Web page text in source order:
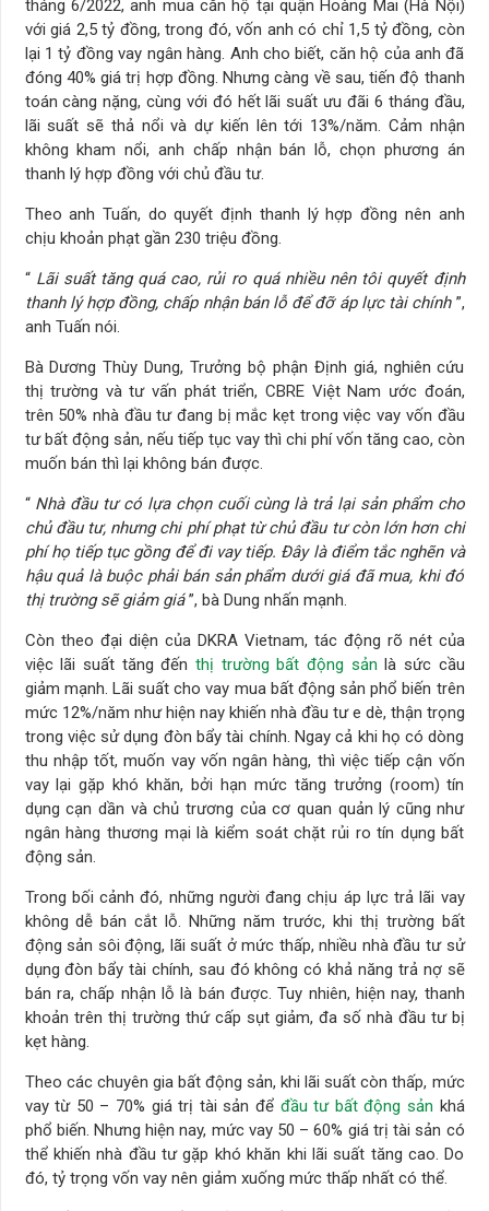
tháng 6/2022, anh mua căn hộ tại quận Hoàng Mai (Hà Nội)
với giá 2,5 tỷ đồng, trong đó, vốn anh có chỉ 1,5 tỷ đồng, còn
lại 1 tỷ đồng vay ngân hàng. Anh cho biết, căn hộ của anh đã
đóng 40% giá trị hợp đồng. Nhưng càng về sau, tiến độ thanh
toán càng nặng, cùng với đó hết lãi suất ưu đãi 6 tháng đầu,
lãi suất sẽ thả nổi và dự kiến lên tới 13%/năm. Cảm nhận
không kham nổi, anh chấp nhận bán lỗ, chọn phương án
thanh lý hợp đồng với chủ đầu tư.
Theo anh Tuấn, do quyết định thanh lý hợp đồng nên anh
chịu khoản phạt gần 230 triệu đồng.
“ Lãi suất tăng quá cao, rủi ro quá nhiều nên tôi quyết định
thanh lý hợp đồng, chấp nhận bán lỗ để đỡ áp lực tài chính ”,
anh Tuấn nói.
Bà Dương Thùy Dung, Trưởng bộ phận Định giá, nghiên cứu
thị trường và tư vấn phát triển, CBRE Việt Nam ước đoán,
trên 50% nhà đầu tư đang bị mắc kẹt trong việc vay vốn đầu
tư bất động sản, nếu tiếp tục vay thì chi phí vốn tăng cao, còn
muốn bán thì lại không bán được.
“ Nhà đầu tư có lựa chọn cuối cùng là trả lại sản phẩm cho
chủ đầu tư, nhưng chi phí phạt từ chủ đầu tư còn lớn hơn chi
phí họ tiếp tục gồng để đi vay tiếp. Đây là điểm tắc nghẽn và
hậu quả là buộc phải bán sản phẩm dưới giá đã mua, khi đó
thị trường sẽ giảm giá”, bà Dung nhấn mạnh.
Còn theo đại diện của DKRA Vietnam, tác động rõ nét của
việc lãi suất tăng đến thị trường bất động sản là sức cầu
giảm mạnh. Lãi suất cho vay mua bất động sản phổ biến trên
mức 12%/năm như hiện nay khiến nhà đầu tư e dè, thận trọng
trong việc sử dụng đòn bẩy tài chính. Ngay cả khi họ có dòng
thu nhập tốt, muốn vay vốn ngân hàng, thì việc tiếp cận vốn
vay lại gặp khó khăn, bởi hạn mức tăng trưởng (room) tín
dụng cạn dần và chủ trương của cơ quan quản lý cũng như
ngân hàng thương mại là kiểm soát chặt rủi ro tín dụng bất
động sản.
Trong bối cảnh đó, những người đang chịu áp lực trả lãi vay
không dễ bán cắt lỗ. Những năm trước, khi thị trường bất
động sản sôi động, lãi suất ở mức thấp, nhiều nhà đầu tư sử
dụng đòn bẩy tài chính, sau đó không có khả năng trả nợ sẽ
bán ra, chấp nhận lỗ là bán được. Tuy nhiên, hiện nay, thanh
khoản trên thị trường thứ cấp sụt giảm, đa số nhà đầu tư bị
kẹt hàng.
Theo các chuyên gia bất động sản, khi lãi suất còn thấp, mức
vay từ 50 – 70% giá trị tài sản để đầu tư bất động sản khá
phổ biến. Nhưng hiện nay, mức vay 50 – 60% giá trị tài sản có
thể khiến nhà đầu tư gặp khó khăn khi lãi suất tăng cao. Do
đó, tỷ trọng vốn vay nên giảm xuống mức thấp nhất có thể.